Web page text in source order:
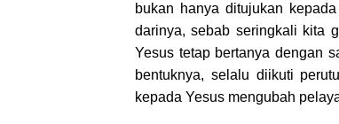
bukan hanya ditujukan
darinya, sebab seringkali kita
Yesus tetap bertanya dengan
bentuknya, selalu diikuti
kepada Yesus mengubah